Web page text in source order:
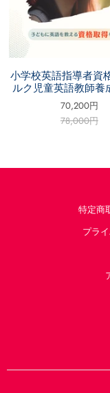
小学校英語指導者資
ルク児童英語教師養
70,200円
78,000円
特定商
プラ